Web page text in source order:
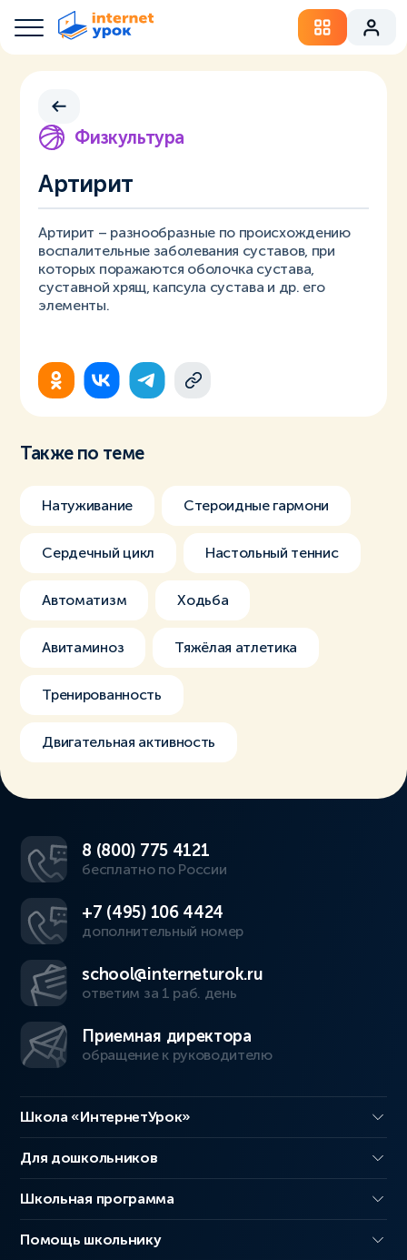
Физкультура
Артирит
Артирит – разнообразные по происхождению
воспалительные заболевания суставов, при
которых поражаются оболочка сустава,
суставной хрящ, капсула сустава и др. его
элементы.
Также по теме
Натуживание Стероидные гармони
Сердечный цикл Настольный теннис
Автоматизм Ходьба
Авитаминоз Тяжёлая атлетика
Тренированность
Двигательная активность
8 (800) 775 4121
бесплатно по России
+7 (495) 106 4424
дополнительный номер
school@interneturok.ru
ответим за 1 раб. день
Приемная директора
обращение к руководителю
Школа «ИнтернетУрок»
Для дошкольников
Школьная программа
Помощь школьнику